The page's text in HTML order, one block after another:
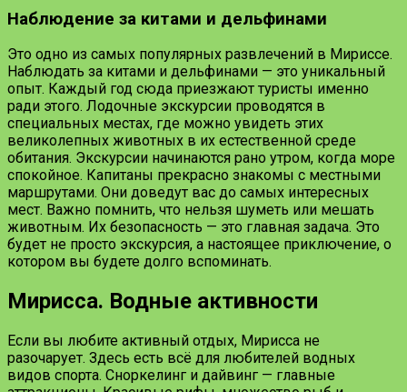
Наблюдение за китами и дельфинами
Это одно из самых популярных развлечений в Мириссе.
Наблюдать за китами и дельфинами — это уникальный
опыт. Каждый год сюда приезжают туристы именно
ради этого. Лодочные экскурсии проводятся в
специальных местах, где можно увидеть этих
великолепных животных в их естественной среде
обитания. Экскурсии начинаются рано утром, когда море
спокойное. Капитаны прекрасно знакомы с местными
маршрутами. Они доведут вас до самых интересных
мест. Важно помнить, что нельзя шуметь или мешать
животным. Их безопасность — это главная задача. Это
будет не просто экскурсия, а настоящее приключение, о
котором вы будете долго вспоминать.
Мирисса. Водные активности
Если вы любите активный отдых, Мирисса не
разочарует. Здесь есть всё для любителей водных
видов спорта. Сноркелинг и дайвинг — главные